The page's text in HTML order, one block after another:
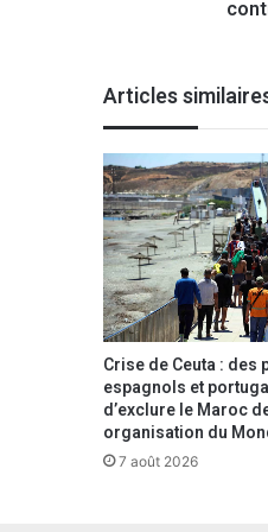
s
i
v
e
p
o
u
r
s
e
p
r
é
m
u
Articles
Crise de Ceuta :
espagnols et
d’exclure le Maroc
organisation du
7 août 2026